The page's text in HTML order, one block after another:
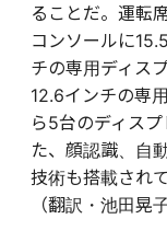
ることだ。運転
コンソールに
チの専用ディス
12.6インチの専
ら5台のディス
た、顔認識、自
技術も搭載されて
（翻訳・池田晃子